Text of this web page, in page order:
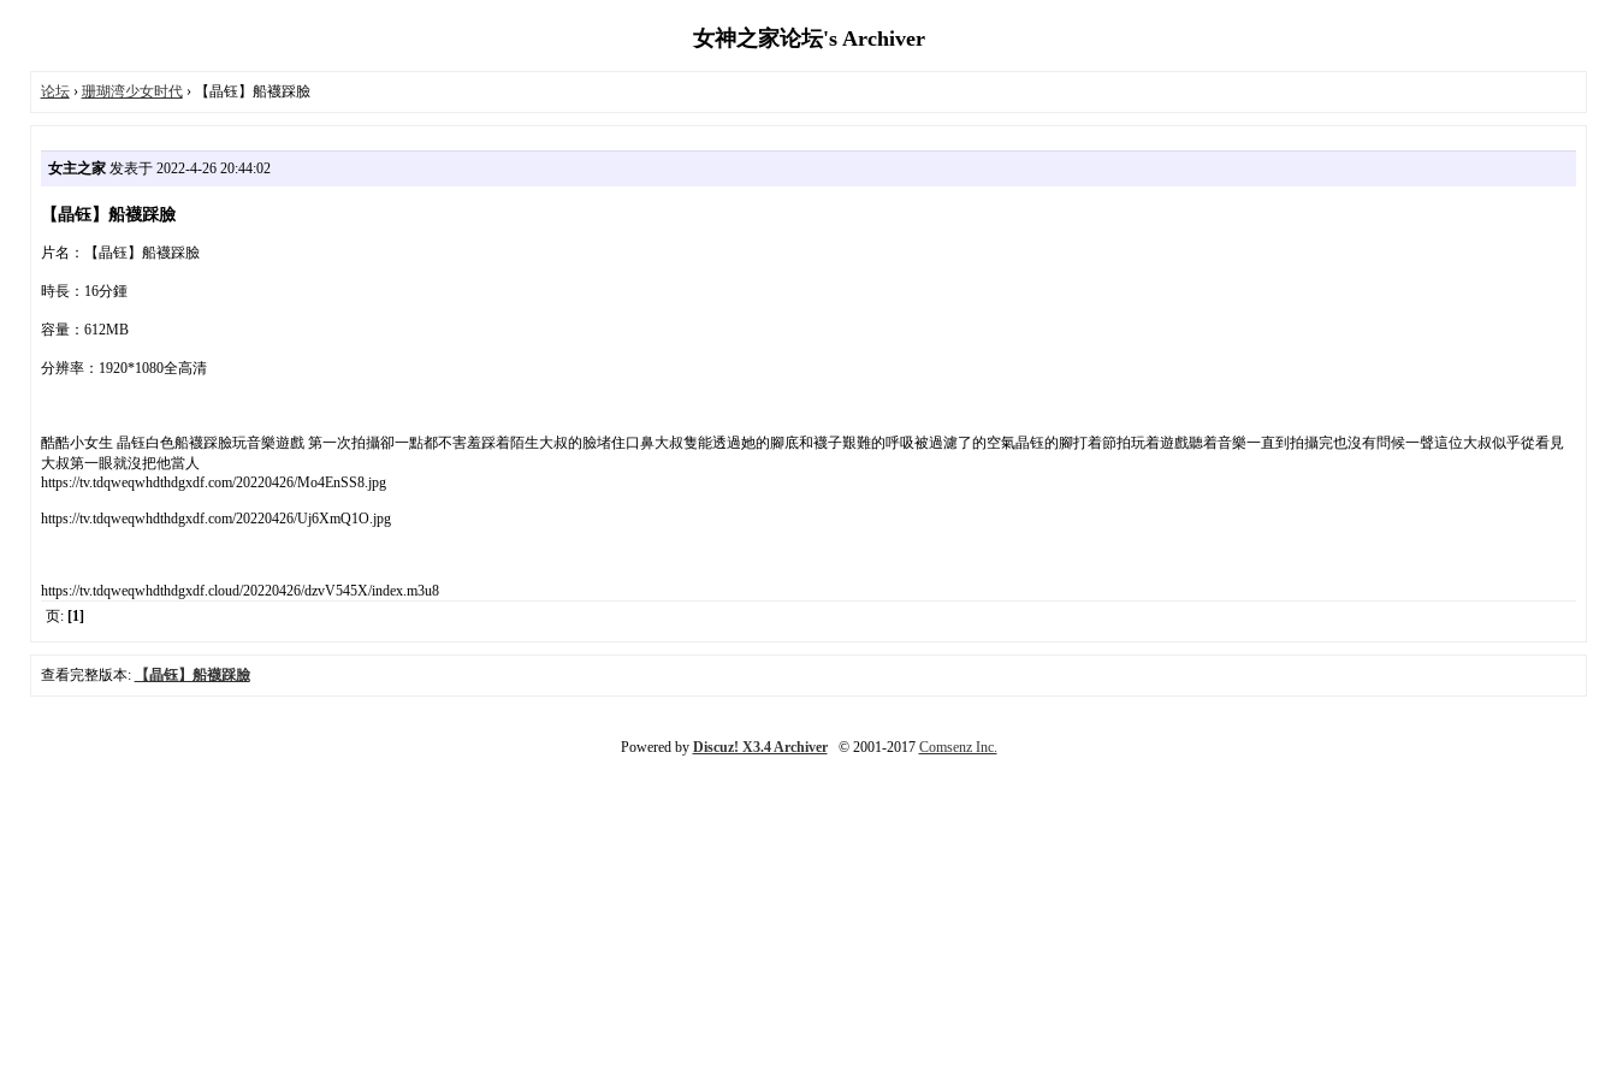
女神之家论坛's Archiver
论坛› 珊瑚湾少女时代› 【晶钰】船襪踩臉
女主之家发表于 2022-4-26 20:44:02
【晶钰】船襪踩臉
片名：【晶钰】船襪踩臉
時長：16分鍾
容量：612MB
分辨率：1920*1080全高清
酷酷小女生 晶钰白色船襪踩臉玩音樂遊戲 第一次拍攝卻一點都不害羞踩着陌生大叔的臉堵住口鼻大叔隻能透過她的腳底和襪子艱難的呼吸被過濾了的空氣晶钰的腳打着節拍玩着遊戲聽着音樂一直到拍攝完也沒有問候一聲這位大叔似乎從看見
大叔第一眼就沒把他當人
https://tv.tdqweqwhdthdgxdf.com/20220426/Mo4EnSS8.jpg
https://tv.tdqweqwhdthdgxdf.com/20220426/Uj6XmQ1O.jpg
https://tv.tdqweqwhdthdgxdf.cloud/20220426/dzvV545X/index.m3u8
页: [1]
查看完整版本: 【晶钰】船襪踩臉
Powered by Discuz! X3.4 Archiver© 2001-2017 Comsenz Inc.